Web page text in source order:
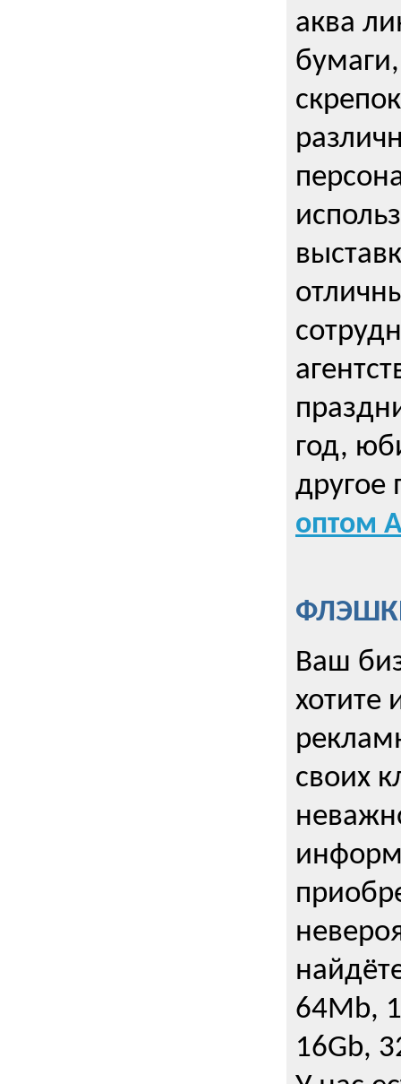
аква
год,
другое
оптом
Ваш
хотите
своих
64Mb,
16Gb,